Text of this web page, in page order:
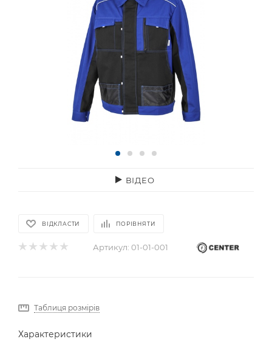
ВІДЕО
ВІДКЛАСТИ ПОРІВНЯТИ
Артикул: 01-01-001
Таблиця розмірів
Характеристики